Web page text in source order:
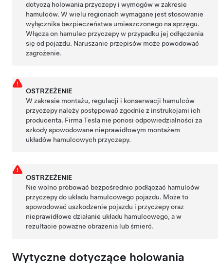
dotyczą holowania przyczepy i wymogów w zakresie
hamulców. W wielu regionach wymagane jest stosowanie
wyłącznika bezpieczeństwa umieszczonego na sprzęgu.
Włącza on hamulec przyczepy w przypadku jej odłączenia
się od pojazdu. Naruszanie przepisów może powodować
zagrożenie.
OSTRZEŻENIE
W zakresie montażu, regulacji i konserwacji hamulców
przyczepy należy postępować zgodnie z instrukcjami ich
producenta. Firma Tesla nie ponosi odpowiedzialności za
szkody spowodowane nieprawidłowym montażem
układów hamulcowych przyczepy.
OSTRZEŻENIE
Nie wolno próbować bezpośrednio podłączać hamulców
przyczepy do układu hamulcowego pojazdu. Może to
spowodować uszkodzenie pojazdu i przyczepy oraz
nieprawidłowe działanie układu hamulcowego, a w
rezultacie poważne obrażenia lub śmierć.
Wytyczne dotyczące holowania